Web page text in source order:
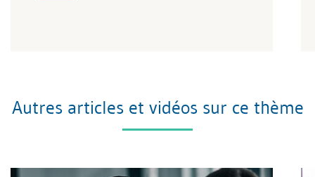
Autres articles et vidéos sur ce thème